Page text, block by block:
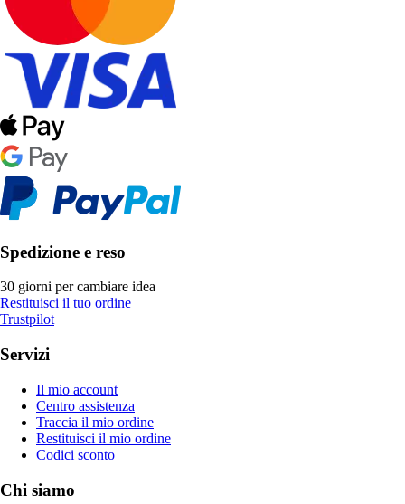
Spedizione e reso
30 giorni per cambiare idea
Restituisci il tuo ordine
Trustpilot
Servizi
Il mio account
Centro assistenza
Traccia il mio ordine
Restituisci il mio ordine
Codici sconto
Chi siamo